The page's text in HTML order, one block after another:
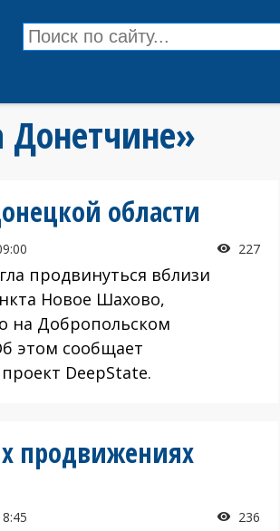
Донетчине»
области
227
продвинуться вблизи
Новое Шахово,
на Добропольском
этом сообщает
DeepState.
продвижениях
236